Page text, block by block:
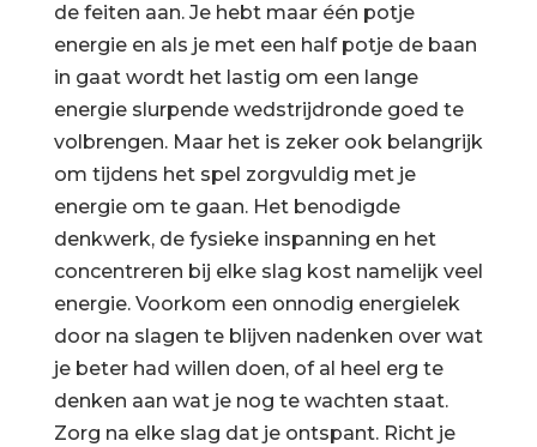
de feiten aan. Je hebt maar één potje
energie en als je met een half potje de baan
in gaat wordt het lastig om een lange
energie slurpende wedstrijdronde goed te
volbrengen. Maar het is zeker ook belangrijk
om tijdens het spel zorgvuldig met je
energie om te gaan. Het benodigde
denkwerk, de fysieke inspanning en het
concentreren bij elke slag kost namelijk veel
energie. Voorkom een onnodig energielek
door na slagen te blijven nadenken over wat
je beter had willen doen, of al heel erg te
denken aan wat je nog te wachten staat.
Zorg na elke slag dat je ontspant. Richt je